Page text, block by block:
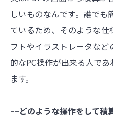
しいものなんです。誰で
ているため、そのような仕
フトやイラストレータな
的なPC操作が出来る人で
ます。
––どのような操作をして積